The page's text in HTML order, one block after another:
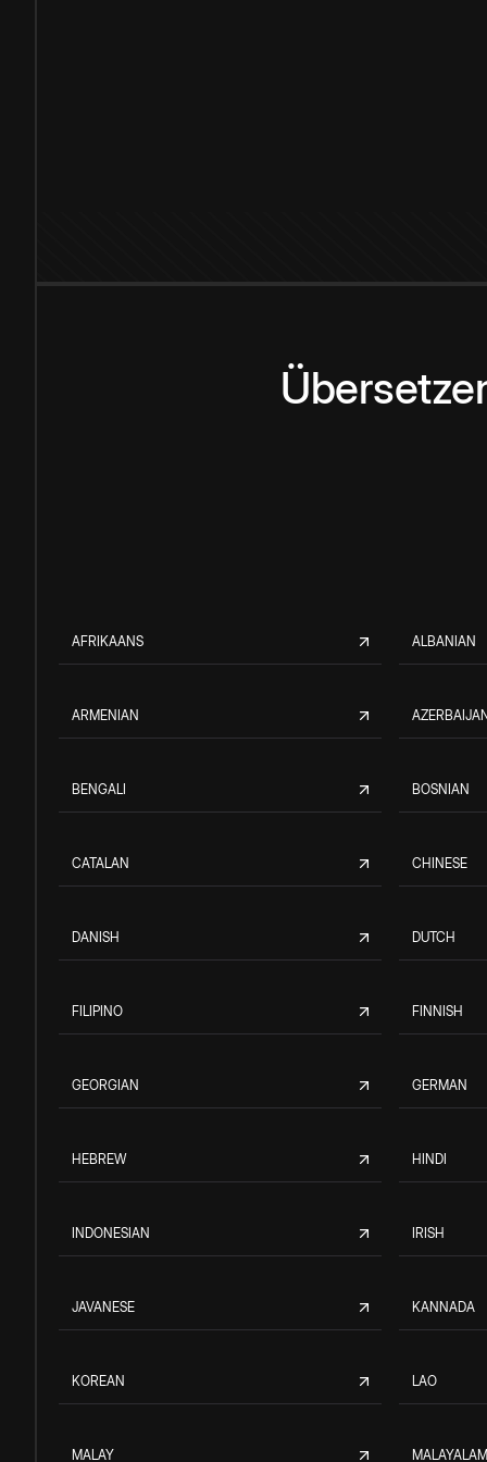
AFRIKAANS ALBANIAN
ARMENIAN
BENGALI BOSNIAN
CATALAN CHINESE
DANISH DUTCH
FILIPINO FINNISH
GEORGIAN GERMAN
HEBREW HINDI
INDONESIAN IRISH
JAVANESE KANNADA
KOREAN LAO
MALAY MALAYALAM